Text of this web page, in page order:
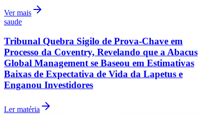
Ver mais
saude
Tribunal Quebra Sigilo de Prova-Chave em
Processo da Coventry, Revelando que a Abacus
Global Management se Baseou em Estimativas
Baixas de Expectativa de Vida da Lapetus e
Enganou Investidores
Ler matéria